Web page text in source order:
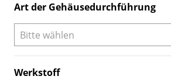
Art der Gehäusedurchführung
Werkstoff